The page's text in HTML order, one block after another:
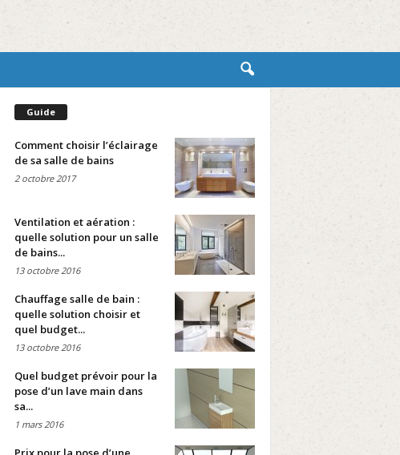
Guide
Comment choisir l’éclairage
de sa salle de bains
2 octobre 2017
Ventilation et aération :
quelle solution pour un salle
de bains...
13 octobre 2016
Chauffage salle de bain :
quelle solution choisir et
quel budget...
13 octobre 2016
Quel budget prévoir pour la
pose d’un lave main dans
sa...
1 mars 2016